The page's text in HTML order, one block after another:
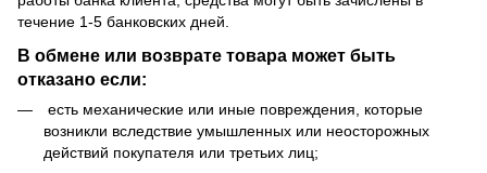
течение 1-5 банковских дней.
В обмене или возврате товара может быть
отказано если:
есть механические или иные повреждения, которые
возникли вследствие умышленных или неосторожных
действий покупателя или третьих лиц;